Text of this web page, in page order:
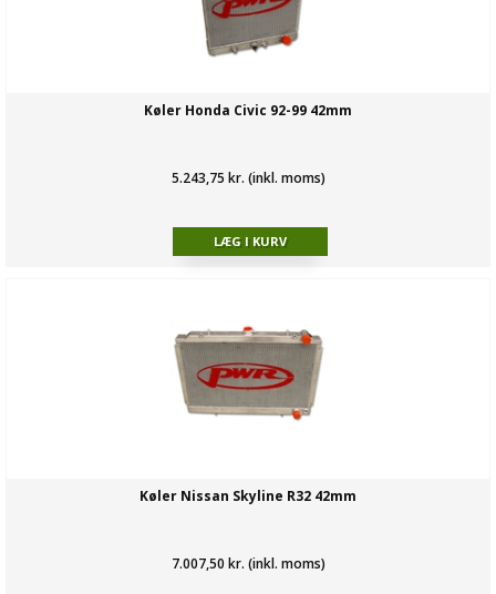
Køler Honda Civic 92-99 42mm
5.243,75 kr. (inkl. moms)
Køler Nissan Skyline R32 42mm
7.007,50 kr. (inkl. moms)